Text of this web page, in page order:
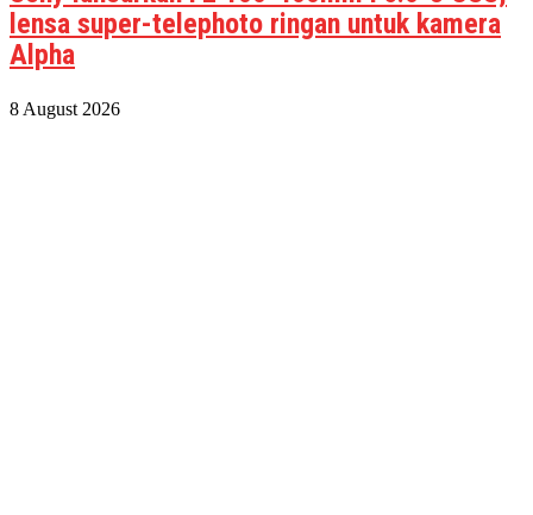
lensa super-telephoto ringan untuk kamera
Alpha
8 August 2026